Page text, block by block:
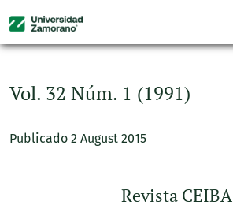
Vol. 32 Núm. 1 (1991)
Publicado 2 August 2015
Revista CEIBA